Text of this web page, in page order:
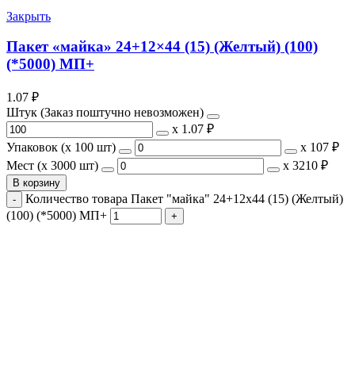
Закрыть
Пакет «майка» 24+12×44 (15) (Желтый) (100)
(*5000) МП+
1.07 ₽
Штук (Заказ поштучно невозможен)
х 1.07 ₽
Упаковок (x 100 шт)
х 107 ₽
Мест (x 3000 шт)
х 3210 ₽
В корзину
Количество товара Пакет "майка" 24+12x44 (15) (Желтый)
(100) (*5000) МП+